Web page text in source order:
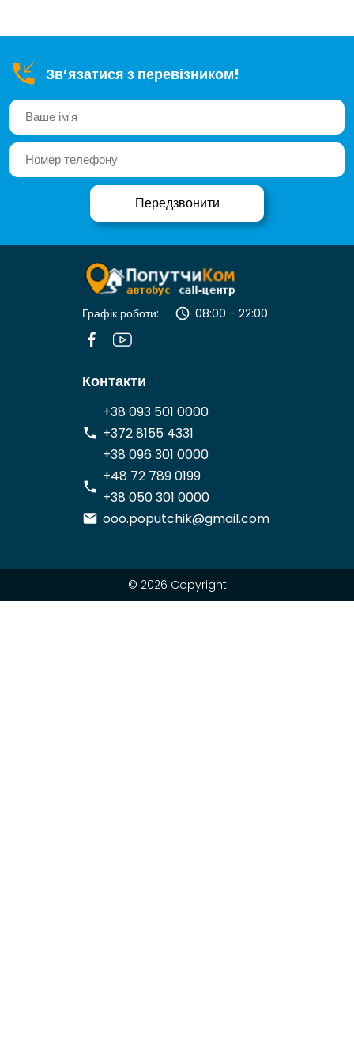
Зв’язатися з перевізником!
Графік роботи: 08:00 - 22:00
Контакти
+38 093 501 0000
+372 8155 4331
+38 096 301 0000
+48 72 789 0199
+38 050 301 0000
ooo.poputchik@gmail.com
© 2026 Copyright